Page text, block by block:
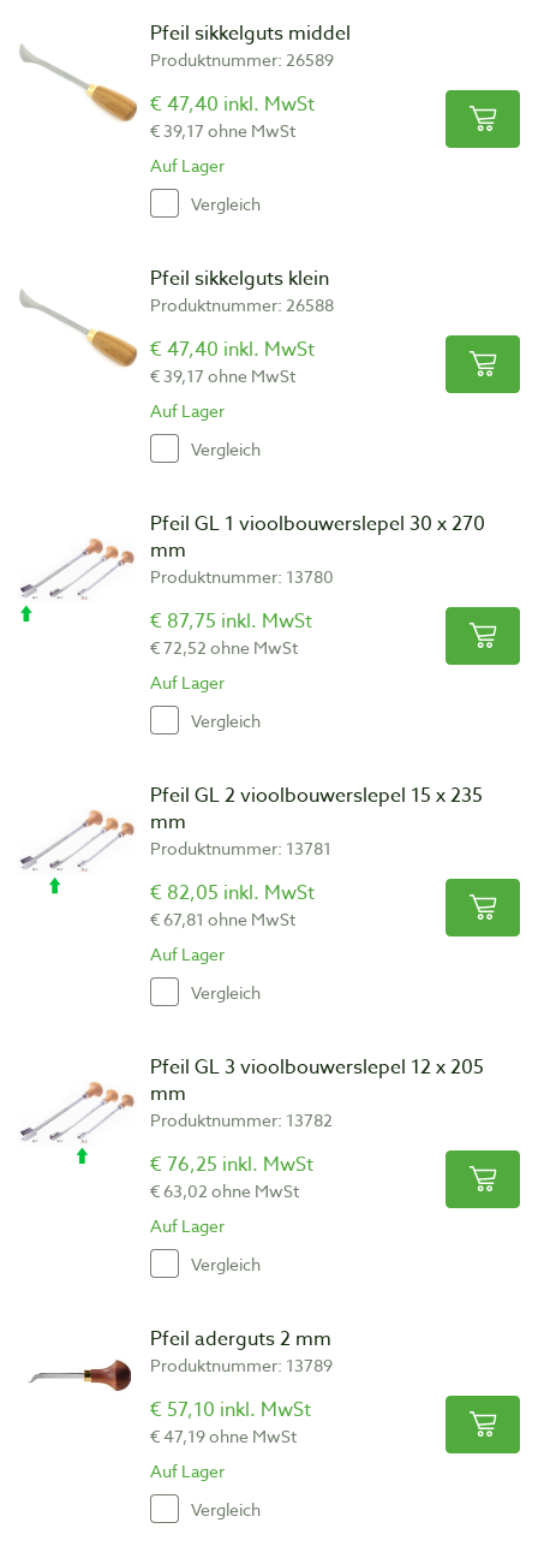
Pfeil sikkelguts middel
Produktnummer: 26589
€ 47,40 inkl. MwSt
€ 39,17 ohne MwSt
Auf Lager
Vergleich
Pfeil sikkelguts klein
Produktnummer: 26588
€ 47,40 inkl. MwSt
€ 39,17 ohne MwSt
Auf Lager
Vergleich
Pfeil GL 1 vioolbouwerslepel 30 x 270
mm
Produktnummer: 13780
€ 87,75 inkl. MwSt
€ 72,52 ohne MwSt
Auf Lager
Vergleich
Pfeil GL 2 vioolbouwerslepel 15 x 235
mm
Produktnummer: 13781
€ 82,05 inkl. MwSt
€ 67,81 ohne MwSt
Auf Lager
Vergleich
Pfeil GL 3 vioolbouwerslepel 12 x 205
mm
Produktnummer: 13782
€ 76,25 inkl. MwSt
€ 63,02 ohne MwSt
Auf Lager
Vergleich
Pfeil aderguts 2 mm
Produktnummer: 13789
€ 57,10 inkl. MwSt
€ 47,19 ohne MwSt
Auf Lager
Vergleich